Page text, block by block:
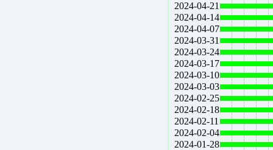
2024-04-21
2024-04-14
2024-04-07
2024-03-31
2024-03-24
2024-03-17
2024-03-10
2024-03-03
2024-02-25
2024-02-18
2024-02-11
2024-02-04
2024-01-28